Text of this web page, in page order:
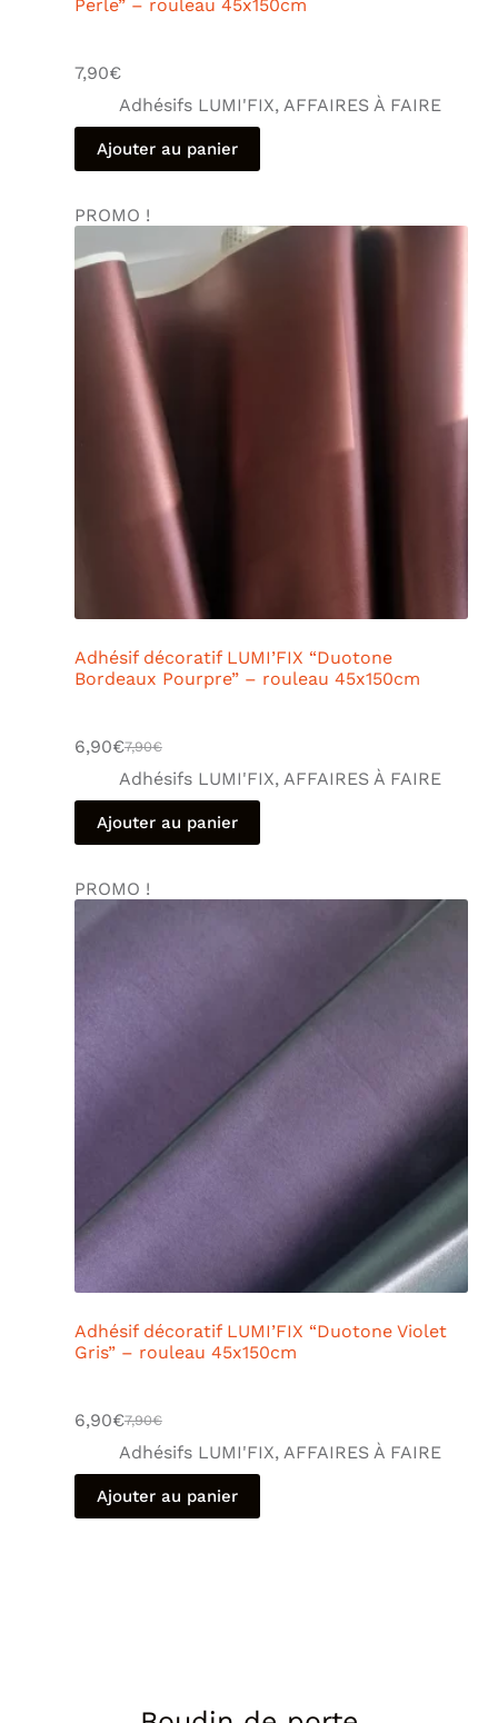
Perle” – rouleau 45x150cm
7,90€
Adhésifs LUMI'FIX, AFFAIRES À FAIRE
Ajouter au panier
PROMO !
Adhésif décoratif LUMI’FIX “Duotone
Bordeaux Pourpre” – rouleau 45x150cm
7,90€
6,90€
Adhésifs LUMI'FIX, AFFAIRES À FAIRE
Ajouter au panier
PROMO !
Adhésif décoratif LUMI’FIX “Duotone Violet
Gris” – rouleau 45x150cm
7,90€
6,90€
Adhésifs LUMI'FIX, AFFAIRES À FAIRE
Ajouter au panier